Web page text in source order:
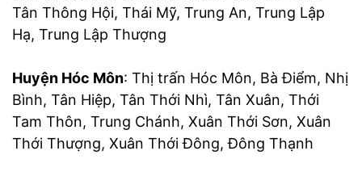
Tân Thông Hội, Thái Mỹ, Trung An, Trung Lập
Hạ, Trung Lập Thượng
Huyện Hóc Môn: Thị trấn Hóc Môn, Bà Điểm, Nhị
Bình, Tân Hiệp, Tân Thới Nhì, Tân Xuân, Thới
Tam Thôn, Trung Chánh, Xuân Thới Sơn, Xuân
Thới Thượng, Xuân Thới Đông, Đông Thạnh